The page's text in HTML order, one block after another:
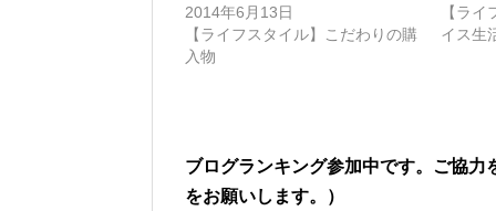
2014年6月13日
【ライフスタイル】こだわりの購
入物
【ラ
イス生
ブログランキング参加中です。ご協
をお願いします。）